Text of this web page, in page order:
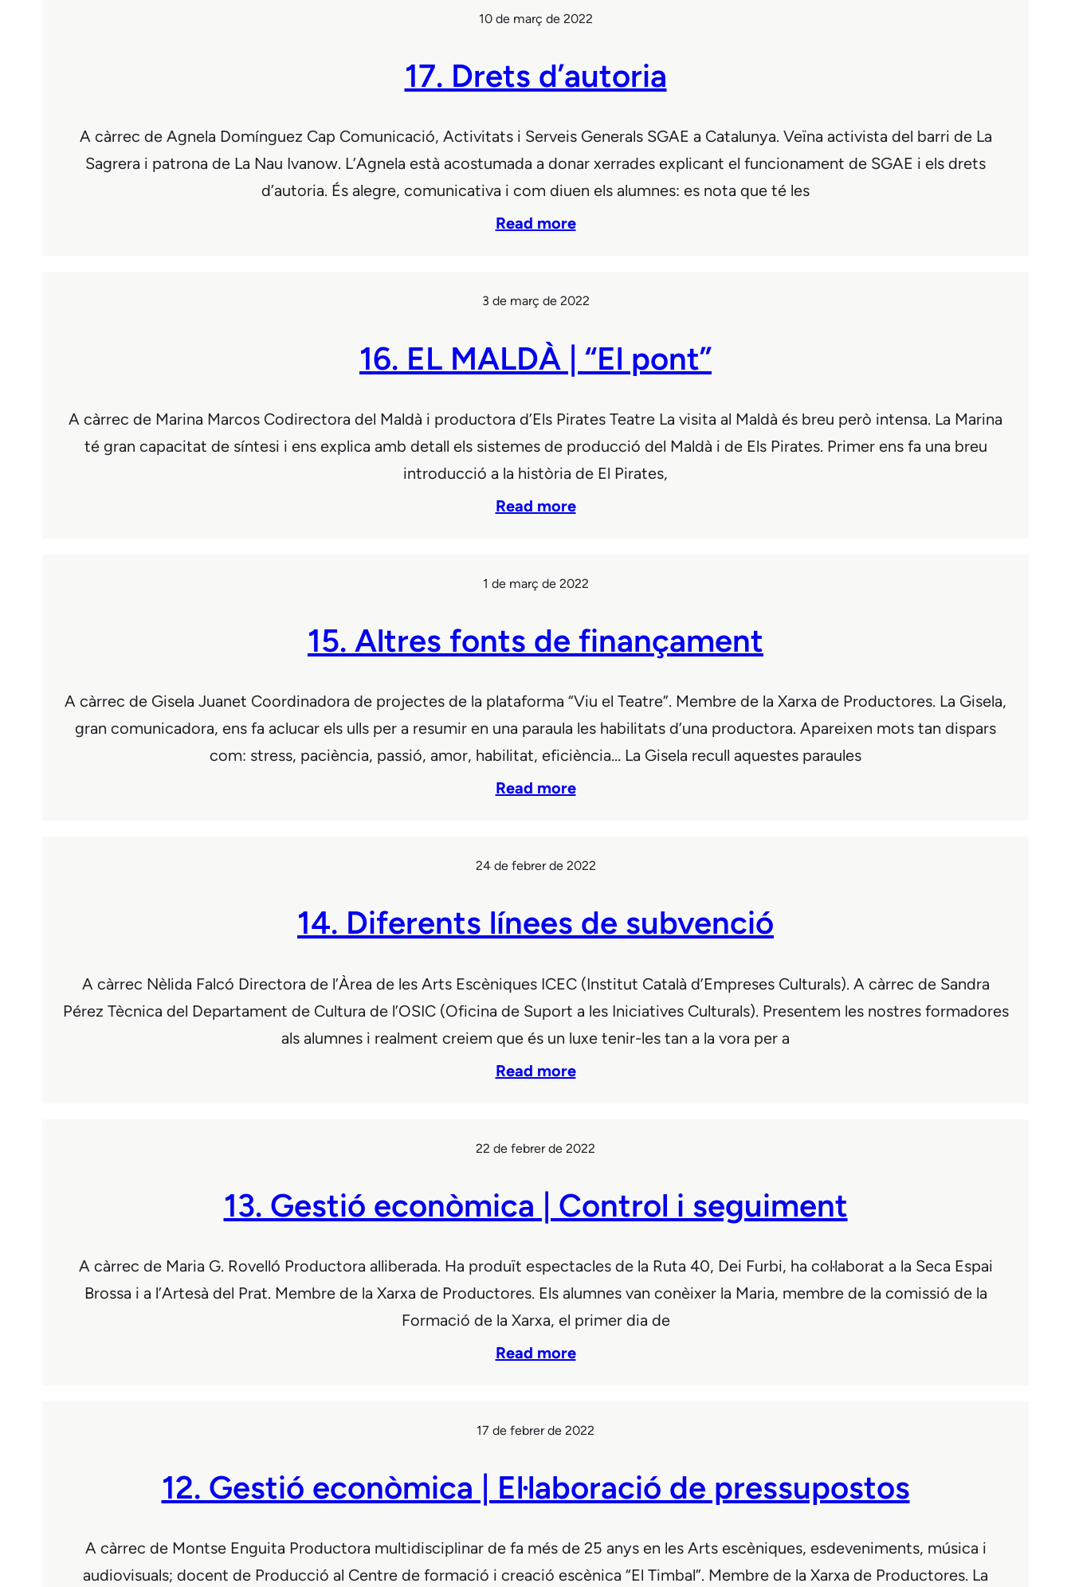
10 de març de 2022
17. Drets d’autoria
A càrrec de Agnela Domínguez Cap Comunicació, Activitats i Serveis Generals SGAE a Catalunya. Veïna activista del barri de La
Sagrera i patrona de La Nau Ivanow. L’Agnela està acostumada a donar xerrades explicant el funcionament de SGAE i els drets
d’autoria. És alegre, comunicativa i com diuen els alumnes: es nota que té les
Read more
3 de març de 2022
16. EL MALDÀ | “El pont”
A càrrec de Marina Marcos Codirectora del Maldà i productora d’Els Pirates Teatre La visita al Maldà és breu però intensa. La Marina
té gran capacitat de síntesi i ens explica amb detall els sistemes de producció del Maldà i de Els Pirates. Primer ens fa una breu
introducció a la història de El Pirates,
Read more
1 de març de 2022
15. Altres fonts de finançament
A càrrec de Gisela Juanet Coordinadora de projectes de la plataforma “Viu el Teatre”. Membre de la Xarxa de Productores. La Gisela,
gran comunicadora, ens fa aclucar els ulls per a resumir en una paraula les habilitats d’una productora. Apareixen mots tan dispars
com: stress, paciència, passió, amor, habilitat, eficiència… La Gisela recull aquestes paraules
Read more
24 de febrer de 2022
14. Diferents línees de subvenció
A càrrec Nèlida Falcó Directora de l’Àrea de les Arts Escèniques ICEC (Institut Català d’Empreses Culturals). A càrrec de Sandra
Pérez Tècnica del Departament de Cultura de l’OSIC (Oficina de Suport a les Iniciatives Culturals). Presentem les nostres formadores
als alumnes i realment creiem que és un luxe tenir-les tan a la vora per a
Read more
22 de febrer de 2022
13. Gestió econòmica | Control i seguiment
A càrrec de Maria G. Rovelló Productora alliberada. Ha produït espectacles de la Ruta 40, Dei Furbi, ha col·laborat a la Seca Espai
Brossa i a l’Artesà del Prat. Membre de la Xarxa de Productores. Els alumnes van conèixer la Maria, membre de la comissió de la
Formació de la Xarxa, el primer dia de
Read more
17 de febrer de 2022
12. Gestió econòmica | El·laboració de pressupostos
A càrrec de Montse Enguita Productora multidisciplinar de fa més de 25 anys en les Arts escèniques, esdeveniments, música i
audiovisuals; docent de Producció al Centre de formació i creació escènica “El Timbal”. Membre de la Xarxa de Productores. La